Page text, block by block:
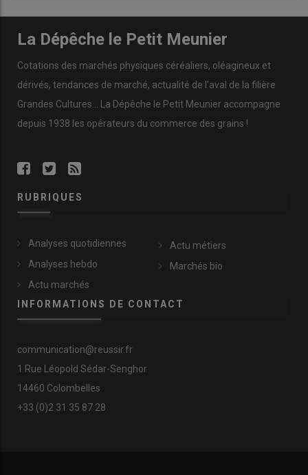
La Dépêche le Petit Meunier
Cotations des marchés physiques céréaliers, oléagineux et
dérivés, tendances de marché, actualité de l’aval de la filière
Grandes Cultures... La Dépêche le Petit Meunier accompagne
depuis 1938 les opérateurs du commerce des grains !
RUBRIQUES
Analyses quotidiennes
Analyses hebdo
Actu marchés
Actu métiers
Marchés bio
INFORMATIONS DE CONTACT
communication@reussir.fr
1 Rue Léopold Sédar-Senghor
14460 Colombelles
+33 (0)2 31 35 87 28